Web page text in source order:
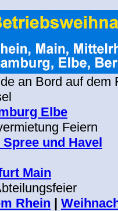
an Bord auf dem
Elbe
Feiern
und Havel
Main
Rhein |